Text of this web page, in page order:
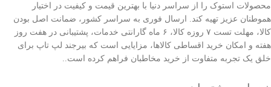
محصولات استوک را از سراسر دنیا با بهترین قیمت و کیفیت در اختیار
هموطنان عزیز تهیه کند. ارسال فوری به سراسر کشور، ضمانت اصل بودن
کالا، مهلت تست ۷ روزه کالا، ۶ ماه گارانتی خدمات، پشتیبانی در هفت روز
هفته و امکان خرید اقساطی کالاها، مزایایی است که بیرجند لپ تاپ برای
خلق یک تجربه متفاوت از خرید مخاطبان فراهم کرده است..